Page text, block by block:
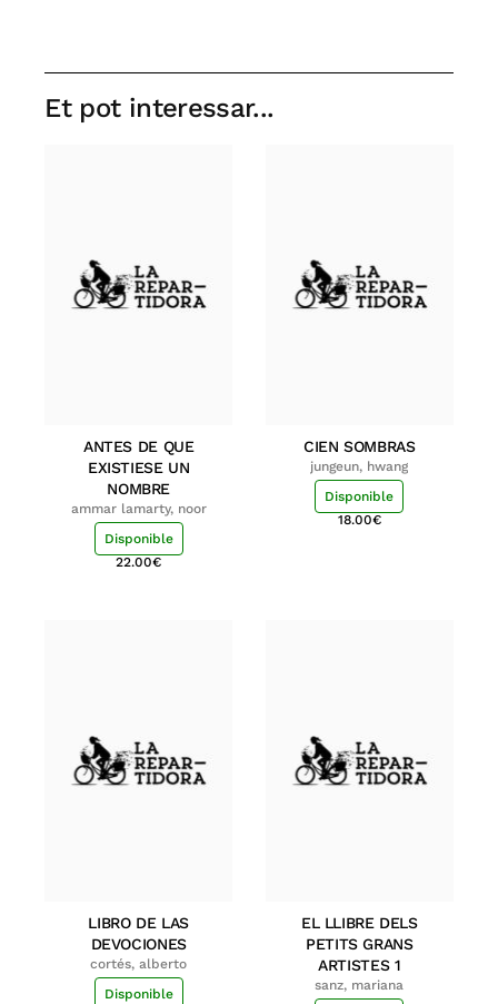
Et pot interessar...
ANTES DE QUE
EXISTIESE UN
NOMBRE
ammar lamarty, noor
Disponible
22.00€
CIEN SOMBRAS
jungeun, hwang
Disponible
18.00€
LIBRO DE LAS
DEVOCIONES
cortés, alberto
Disponible
EL LLIBRE DELS
PETITS GRANS
ARTISTES 1
sanz, mariana